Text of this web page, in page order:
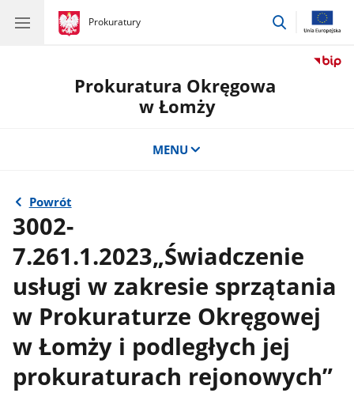
gov.pl
Prokuratury
gov.pl
Prokuratury
przejdź
Prokuratura Okręgowa
w Łomży
MENU
Powrót
3002-
7.261.1.2023„Świadczenie
usługi w zakresie sprzątania
w Prokuraturze Okręgowej
w Łomży i podległych jej
prokuraturach rejonowych”